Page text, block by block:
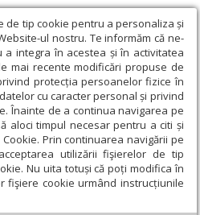
de tip cookie pentru a personaliza și
ul nostru. Te informăm că ne-
a integra în acestea și în activitatea
mai recente modificări propuse de
protecția persoanelor fizice în
cu caracter personal și privind
Înainte de a continua navigarea pe
aloci timpul necesar pentru a citi și
Prin continuarea navigării pe
utilizării fişierelor de tip
Nu uita totuși că poți modifica în
fişiere cookie urmând instrucțiunile
› In memoriam › Taina
Bartolomeu Anania
omiliile Mitropolitului